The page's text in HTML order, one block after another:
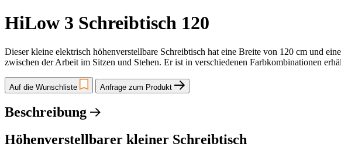
HiLow 3 Schreibtisch 120
Dieser kleine elektrisch höhenverstellbare Schreibtisch hat eine Breite von 120 cm und
zwischen der Arbeit im Sitzen und Stehen. Er ist in verschiedenen Farbkombinationen
Auf die Wunschliste Anfrage zum Produkt
Beschreibung
Höhenverstellbarer kleiner Schreibtisch